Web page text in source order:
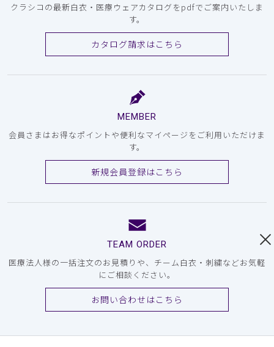
クラシコの最新白衣・医療ウェアカタログをpdfでご案内いたしま
す。
カタログ請求はこちら
MEMBER
会員さまはお得なポイントや便利なマイページをご利用いただけま
す。
新規会員登録はこちら
TEAM ORDER
医療法人様の一括注文のお見積りや、チーム白衣・刺繍などお気軽
にご相談ください。
お問い合わせはこちら